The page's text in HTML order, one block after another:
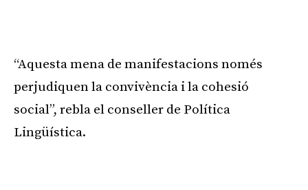
“Aquesta mena de manifestacions només
perjudiquen la convivència i la cohesió
social”, rebla el conseller de Política
Lingüística.